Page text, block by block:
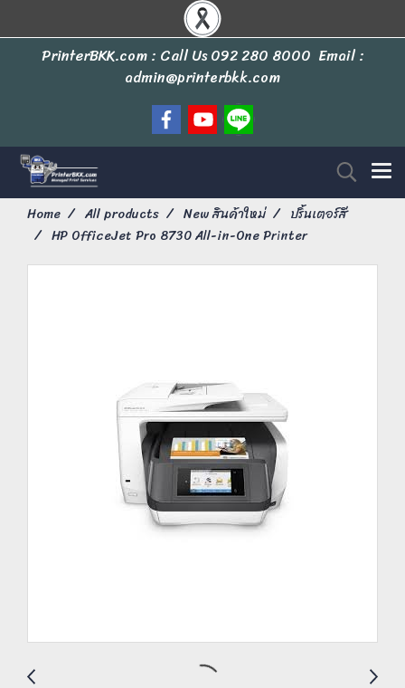
PrinterBKK.com : Call Us092 280 8000 Email :
admin@printerbkk.com
Home All products New สินค้าใหม่
ปริ้นเตอร์สี
HP OfficeJet Pro 8730 All-in-One Printer